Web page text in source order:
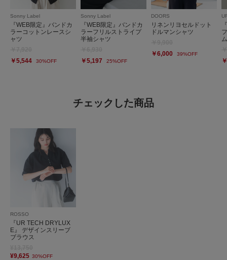
Sonny Label
『WEB限定』バンドカ
ラーコットンレースシ
ャツ
￥5,544
30%OFF
Sonny Label
『WEB限定』バンドカ
ラーフリルストライプ
半袖シャツ
￥5,197
25%OFF
DOORS
リネンリヨセルドット
ドルマンシャツ
￥6,000
39%OFF
チェックした商品
ROSSO
『UR TECH DRYLUX
E』 デザインスリーブ
ブラウス
¥9,625 30%OFF